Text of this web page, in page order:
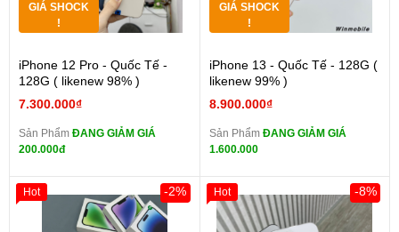
GIÁ SHOCK
!
iPhone 12 Pro - Quốc Tế -
128G ( likenew 98% )
7.300.000₫
Sản Phẩm ĐANG GIẢM GIÁ
200.000đ
GIÁ SHOCK
!
iPhone 13 - Quốc Tế - 128G (
likenew 99% )
8.900.000₫
Sản Phẩm ĐANG GIẢM GIÁ
1.600.000
-2%
Hot -8%
Hot